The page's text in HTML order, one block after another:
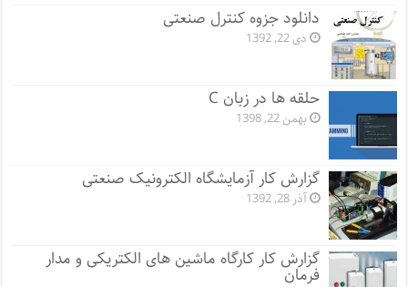
دانلود جزوه کنترل صنعتی
دی 22, 1392
حلقه ها در زبان C
بهمن 22, 1398
گزارش کار آزمایشگاه الکترونیک صنعتی
آذر 28, 1392
گزارش کار کارگاه ماشین های الکتریکی و مدار
فرمان